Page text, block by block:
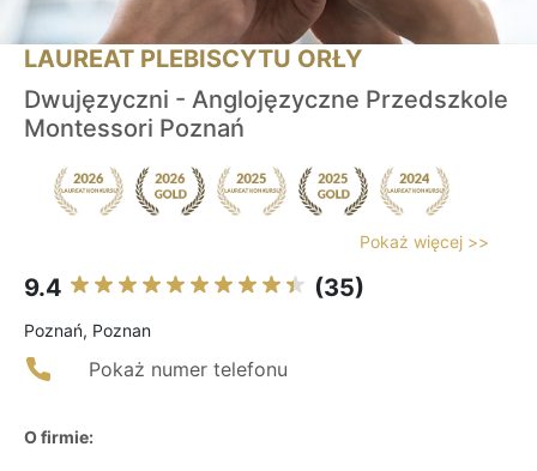
LAUREAT PLEBISCYTU ORŁY
Dwujęzyczni - Anglojęzyczne Przedszkole
Montessori Poznań
Pokaż więcej >>
9.4 (35)
Poznań, Poznan
Pokaż numer telefonu
O firmie: